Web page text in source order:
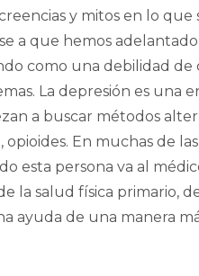
y mitos en lo que
a que hemos
como una debilidad
La depresión es una
a buscar métodos
En muchas de las
esta persona va al
la salud física primario,
ayuda de una manera